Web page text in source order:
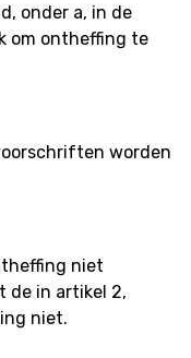
onder a, in de
om ontheffing te
worden
niet
de in artikel 2,
niet.